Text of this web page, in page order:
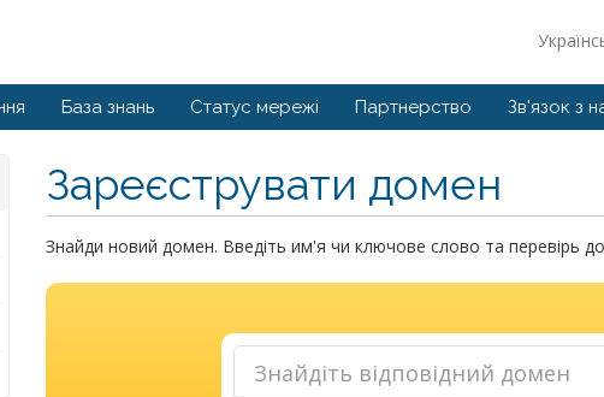
База знань Статус мережі Партнерство Зв'язок з
Зареєструвати домен
Знайди новий домен. Введіть им'я чи ключове слово та перевірь